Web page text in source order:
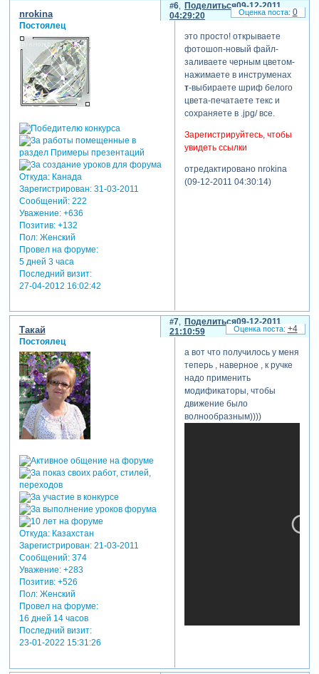
Поделиться
6
09-12-2011
04:29:20
nrokina
Постоялец
Откуда:Канада
Зарегистрирован: 31-03-2011
Сообщений:222
Уважение: +636
Позитив: +132
Пол:Женский
Провел на форуме:
5 дней 3 часа
Последний визит:
27-04-2012 16:02:42
это просто! открываете
фотошоп-новый файл-
заливаете черным цветом-
нажимаете в инструменах
т-выбираете шриф белого
цвета-печатаете текс и
сохраняете в .jpg/ все.
Зарегистрируйтесь, чтобы
увидеть ссылки
отредактировано nrokina
(09-12-2011 04:30:14)
0
Поделиться
7
09-12-2011
21:10:59
Такай
Постоялец
Откуда:Казахстан
Зарегистрирован: 21-03-2011
Сообщений:374
Уважение: +283
Позитив: +526
Пол:Женский
Провел на форуме:
16 дней 14 часов
Последний визит:
23-01-2022 15:31:26
а вот что получилось у меня
теперь , наверное , к ручке
надо применить
модификаторы, чтобы
движение было
волнообразным))))
+4